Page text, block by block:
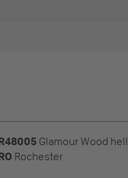
Glamour Wood hell
Rochester